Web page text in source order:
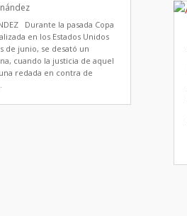
Durante la pasada Copa
en los Estados Unidos
de junio, se desató un
cuando la justicia de aquel
redada en contra de